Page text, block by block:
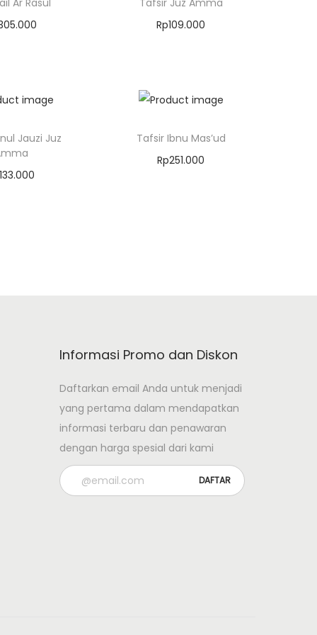
Ar Rasul
Tafsir Juz Amma
Rp109.000
Jauzi Juz
133.000
Tafsir Ibnu Mas’ud
Rp251.000
Informasi Promo dan Diskon
Daftarkan email Anda untuk menjadi
yang pertama dalam mendapatkan
informasi terbaru dan penawaran
dengan harga spesial dari kami